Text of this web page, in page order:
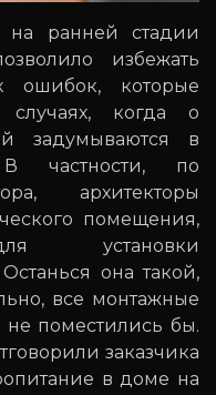
на ранней стадии
избежать
ошибок, которые
когда о
задумываются в
частности, по
архитекторы
помещения,
установки
она такой,
все монтажные
поместились бы.
заказчика
в доме на